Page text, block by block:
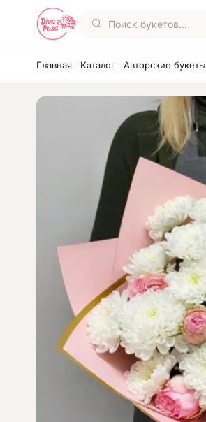
Главная / Каталог / Авторские букеты